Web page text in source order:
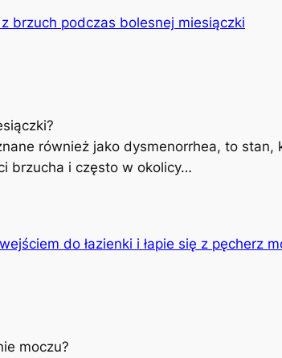
również jako dysmenorrhea, to
brzucha i często w okolicy…
moczu?